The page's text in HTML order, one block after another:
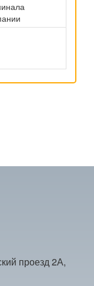
проезд 2А,